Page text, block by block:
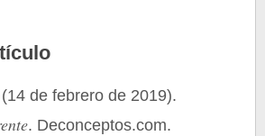
de febrero de 2019).
. Deconceptos.com.